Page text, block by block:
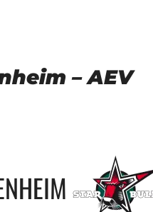
– AEV